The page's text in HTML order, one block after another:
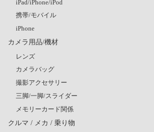
iPad/iPhone/iPod
携帯/モバイル
iPhone
カメラ用品/機材
レンズ
カメラバッグ
撮影アクセサリー
三脚/一脚/スライダー
メモリーカード関係
クルマ / メカ / 乗り物